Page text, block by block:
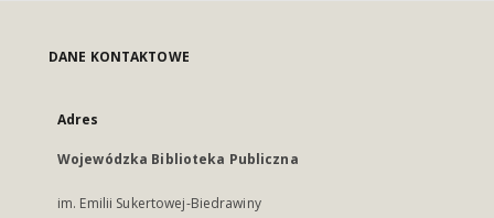
DANE KONTAKTOWE
Adres
Wojewódzka Biblioteka Publiczna
im. Emilii Sukertowej-Biedrawiny